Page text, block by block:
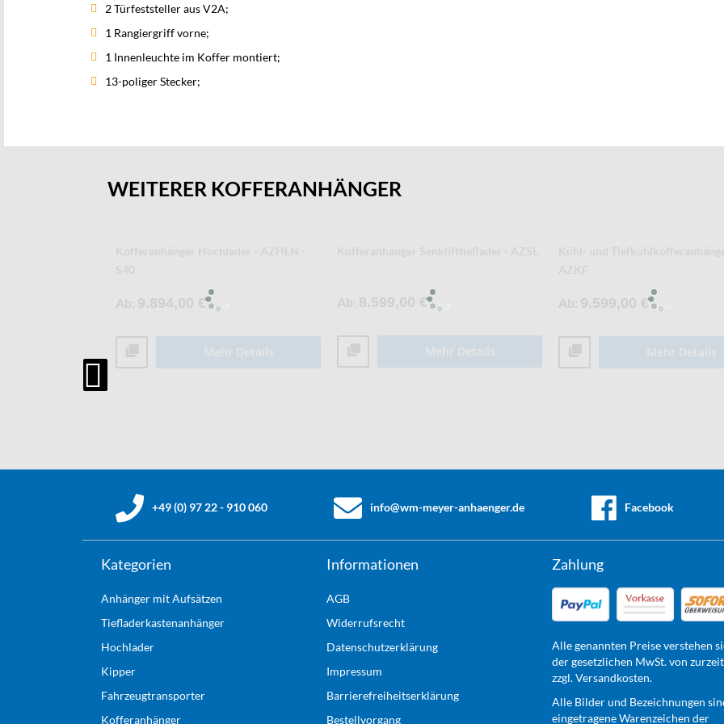
2 Türfeststeller aus V2A;
1 Rangiergriff vorne;
1 Innenleuchte im Koffer montiert;
13-poliger Stecker;
WEITERER KOFFERANHÄNGER
10.466,00 €
Mehr Details
4.021,00 €
Mehr Details
4.593,00 €
Mehr Details
+49 (0) 97 22 - 910 060 info@wm-meyer-anhaenger.de Facebook
Kategorien
Anhänger mit Aufsätzen
Tiefladerkastenanhänger
Hochlader
Kipper
Fahrzeugtransporter
Kofferanhänger
Informationen
AGB
Widerrufsrecht
Datenschutzerklärung
Impressum
Barrierefreiheitserklärung
Bestellvorgang
Zahlung
Alle genannten Preise verstehen
der gesetzlichen MwSt. von
zzgl. Versandkosten.
Alle Bilder und Bezeichnungen
eingetragene Warenzeichen der